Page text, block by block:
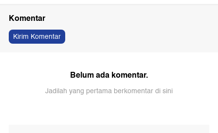
Komentar
Kirim Komentar
Belum ada komentar.
Jadilah yang pertama berkomentar di sini